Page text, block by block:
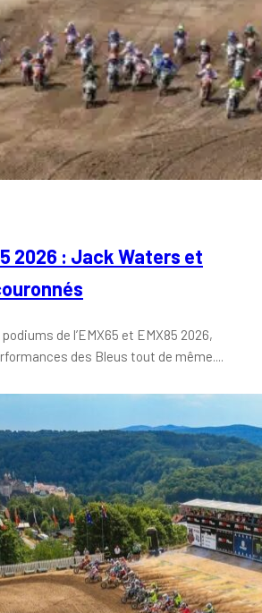
2026 : Jack Waters et
de l’EMX65 et EMX85 2026,
des Bleus tout de même....